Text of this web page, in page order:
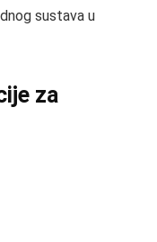
sustava u
za